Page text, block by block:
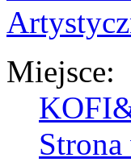
Miejsce: